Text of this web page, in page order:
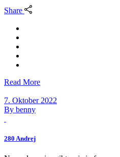
Share
Read More
7. Oktober 2022
By benny
280 Andrej